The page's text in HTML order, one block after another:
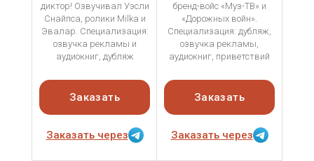
диктор! Озвучивал Уэсли
Снайпса, ролики Milka и
Эвалар. Специализация:
озвучка рекламы и
аудиокниг, дубляж
Заказать
Заказать через
бренд-войс «Муз-ТВ» и
«Дорожных войн».
Специализация: дубляж,
озвучка рекламы,
аудиокниг, приветствий
Заказать
Заказать через